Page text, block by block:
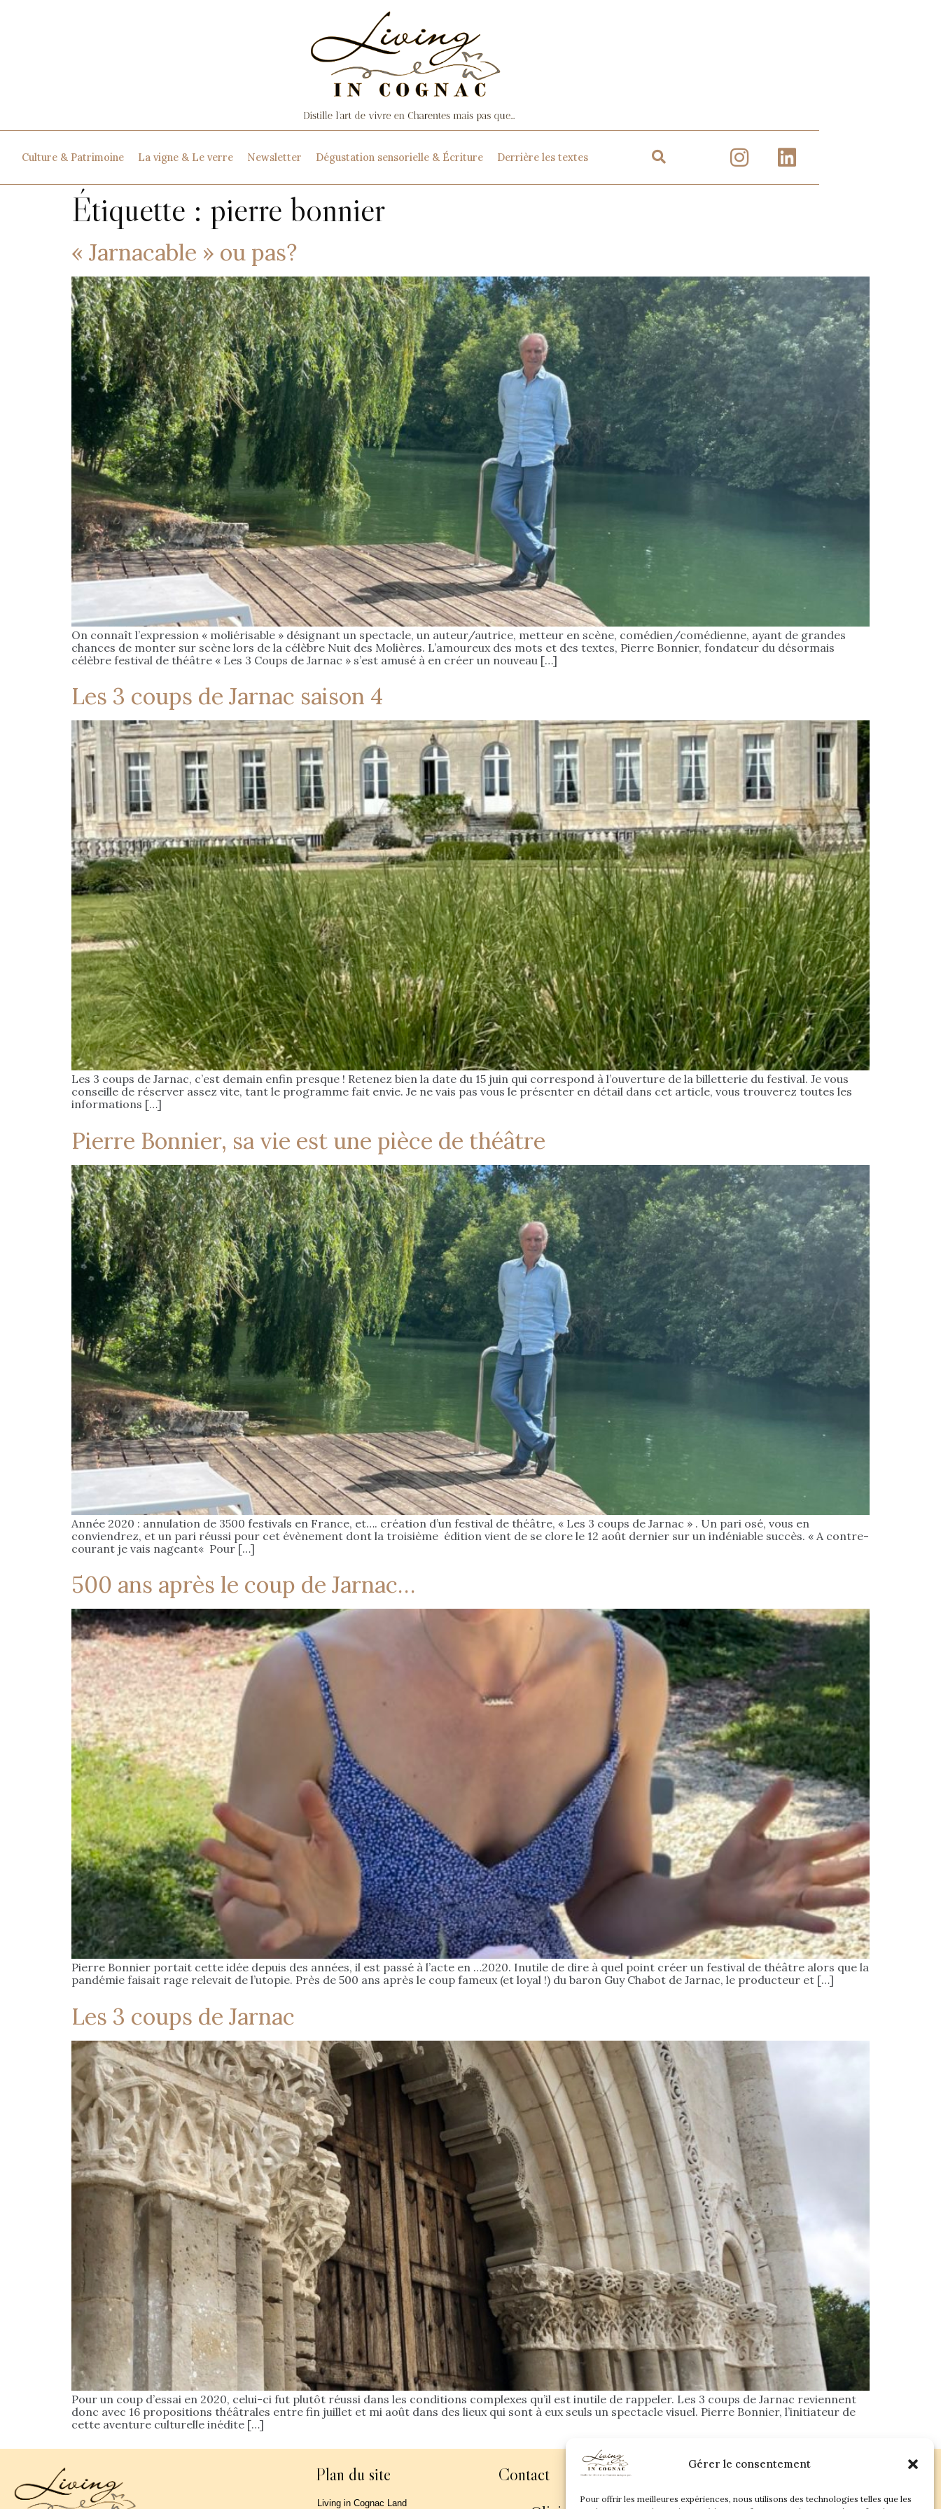
Gérer le consentement
Pour offrir les meilleures expériences, nous utilisons des technologies telles que les
Culture & Patrimoine La vigne & Le verre Newsletter Dégustation sensorielle & Écriture Derrière les textes
Étiquette : pierre bonnier
« Jarnacable » ou pas?
On connaît l’expression « moliérisable » désignant un spectacle, un auteur/autrice, metteur en scène, comédien/comédienne, ayant de grandes
chances de monter sur scène lors de la célèbre Nuit des Molières. L’amoureux des mots et des textes, Pierre Bonnier, fondateur du désormais
célèbre festival de théâtre « Les 3 Coups de Jarnac » s’est amusé à en créer un nouveau […]
Les 3 coups de Jarnac saison 4
Les 3 coups de Jarnac, c’est demain enfin presque ! Retenez bien la date du 15 juin qui correspond à l’ouverture de la billetterie du festival. Je vous
conseille de réserver assez vite, tant le programme fait envie. Je ne vais pas vous le présenter en détail dans cet article, vous trouverez toutes les
informations […]
Pierre Bonnier, sa vie est une pièce de théâtre
Année 2020 : annulation de 3500 festivals en France, et…. création d’un festival de théâtre, « Les 3 coups de Jarnac » . Un pari osé, vous en
conviendrez, et un pari réussi pour cet évènement dont la troisième édition vient de se clore le 12 août dernier sur un indéniable succès. « A contre-
courant je vais nageant« Pour […]
500 ans après le coup de Jarnac…
Pierre Bonnier portait cette idée depuis des années, il est passé à l’acte en …2020. Inutile de dire à quel point créer un festival de théâtre alors que la
pandémie faisait rage relevait de l’utopie. Près de 500 ans après le coup fameux (et loyal !) du baron Guy Chabot de Jarnac, le producteur et […]
Les 3 coups de Jarnac
Pour un coup d’essai en 2020, celui-ci fut plutôt réussi dans les conditions complexes qu’il est inutile de rappeler. Les 3 coups de Jarnac reviennent
donc avec 16 propositions théâtrales entre fin juillet et mi août dans des lieux qui sont à eux seuls un spectacle visuel. Pierre Bonnier, l’initiateur de
cette aventure culturelle inédite […]
Plan du site
Living in Cognac Land
Contact